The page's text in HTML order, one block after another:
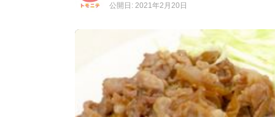
公開日: 2021年2月20日